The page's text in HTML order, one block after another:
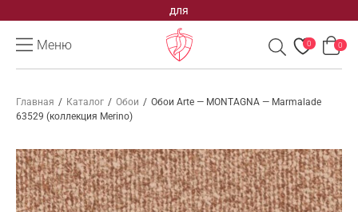
для
Меню 0 0
Главная / Каталог / Обои / Обои Arte — MONTAGNA — Marmalade
63529 (коллекция Merino)